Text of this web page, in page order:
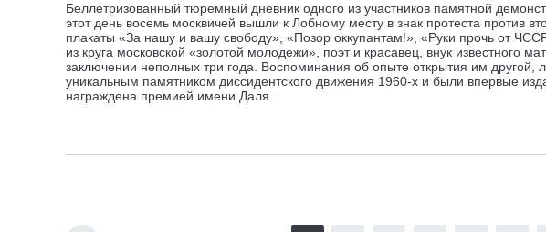
Беллетризованный тюремный дневник одного из участников памятной
этот день восемь москвичей вышли к Лобному месту в знак протеста против
плакаты «За нашу и вашу свободу», «Позор оккупантам!», «Руки прочь от
из круга московской «золотой молодежи», поэт и красавец, внук известного
заключении неполных три года. Воспоминания об опыте открытия им другой,
уникальным памятником диссидентского движения 1960-х и были впервые
награждена премией имени Даля.